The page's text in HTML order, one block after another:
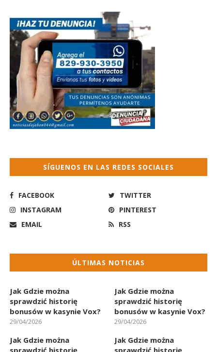
SÍGUENOS EN LAS REDES SOCIALES
FACEBOOK
TWITTER
INSTAGRAM
PINTEREST
EMAIL
RSS
ÚLTIMAS NOTICIAS
Jak Gdzie można
sprawdzić historię
bonusów w kasynie Vox?
29/04/2026
Jak Gdzie można
sprawdzić historię
bonusów w kasynie Vox?
29/04/2026
Jak Gdzie można
Jak Gdzie można